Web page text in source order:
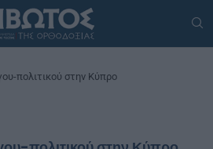
πολιτικού στην Κύπρο